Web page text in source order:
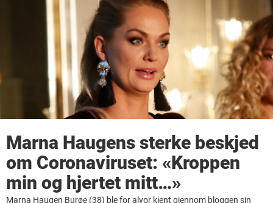
Marna Haugens sterke beskjed
om Coronaviruset: «Kroppen
min og hjertet mitt…»
Marna Haugen Burøe (38) ble for alvor kjent gjennom bloggen sin